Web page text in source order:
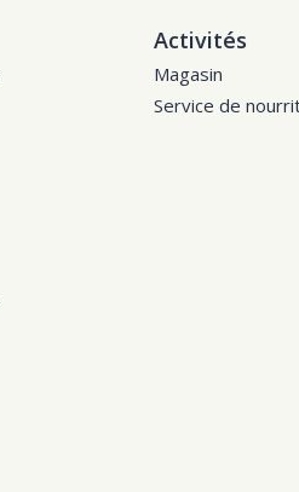
Activités
Magasin
Service de